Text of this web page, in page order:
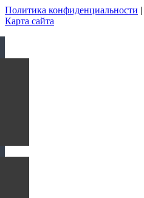
Политика конфиденциальности |
Карта сайта